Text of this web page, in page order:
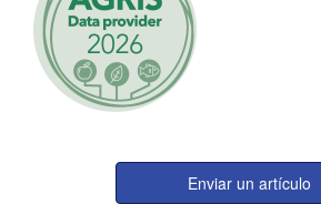
Enviar un artículo